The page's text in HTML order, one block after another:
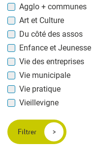
Agglo + communes
Art et Culture
Du côté des assos
Enfance et Jeunesse
Vie des entreprises
Vie municipale
Vie pratique
Vieillevigne
Filtrer